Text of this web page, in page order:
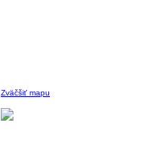
Zväčšiť mapu